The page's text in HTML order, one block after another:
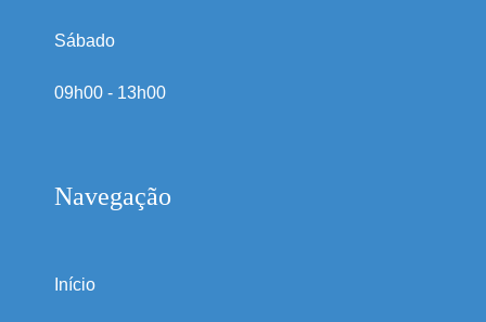
Sábado
09h00 - 13h00
Navegação
Início